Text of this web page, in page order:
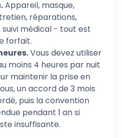
Appareil, masque,
réparations,
médical - tout est
forfait.
Vous devez utiliser
moins 4 heures par nuit
maintenir la prise en
un accord de 3 mois
puis la convention
pendant 1 an si
insuffisante.